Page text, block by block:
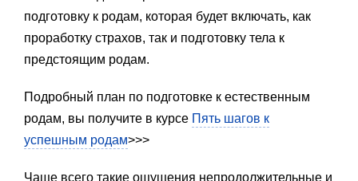
подготовку к родам, которая будет включать, как
проработку страхов, так и подготовку тела к
предстоящим родам.
Подробный план по подготовке к естественным
родам, вы получите в курсе Пять шагов к
успешным родам>>>
Чаще всего такие ощущения непродолжительные и